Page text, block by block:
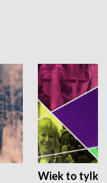
Wiek to tylko